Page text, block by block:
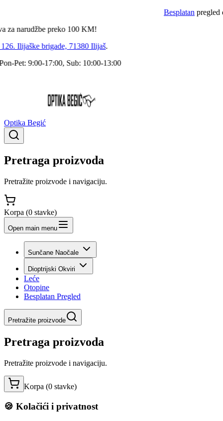
Besplatan pregled
preko 100KM!
Ilijaške brigade, 71380 Ilijaš.
9:00-17:00, Sub: 10:00-13:00
Optika Begić
Pretraga proizvoda
Pretražite proizvode i navigaciju.
Korpa (0 stavke)
Open main menu
Sunčane Naočale
Dioptrijski Okviri
Leće
Otopine
Besplatan Pregled
Pretražite proizvode
Pretraga proizvoda
Pretražite proizvode i navigaciju.
Korpa (0 stavke)
🍪 Kolačići i privatnost